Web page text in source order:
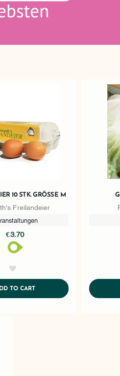
10 STK. GRÖSSE M
Freilandeier
€3.70
TO CARTADDTOCART